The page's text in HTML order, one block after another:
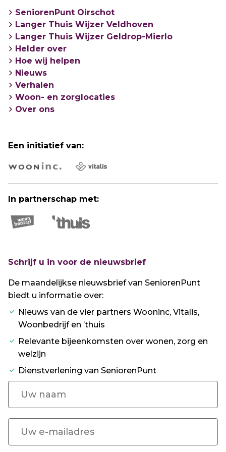
SeniorenPunt Oirschot
Langer Thuis Wijzer Veldhoven
Langer Thuis Wijzer Geldrop-Mierlo
Helder over
Hoe wij helpen
Nieuws
Verhalen
Woon- en zorglocaties
Over ons
Een initiatief van:
In partnerschap met:
Schrijf u in voor de nieuwsbrief
De maandelijkse nieuwsbrief van SeniorenPunt
biedt u informatie over:
Nieuws van de vier partners Wooninc, Vitalis,
Woonbedrijf en ’thuis
Relevante bijeenkomsten over wonen, zorg en
welzijn
Dienstverlening van SeniorenPunt